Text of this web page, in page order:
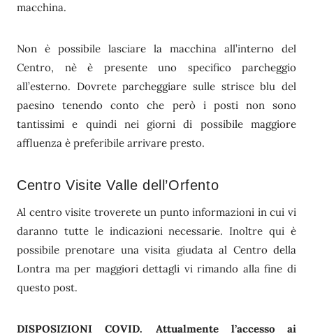
macchina.
Non è possibile lasciare la macchina all’interno del
Centro, nè è presente uno specifico parcheggio
all’esterno. Dovrete parcheggiare sulle strisce blu del
paesino tenendo conto che però i posti non sono
tantissimi e quindi nei giorni di possibile maggiore
affluenza è preferibile arrivare presto.
Centro Visite Valle dell’Orfento
Al centro visite troverete un punto informazioni in cui vi
daranno tutte le indicazioni necessarie. Inoltre qui è
possibile prenotare una visita giudata al Centro della
Lontra ma per maggiori dettagli vi rimando alla fine di
questo post.
DISPOSIZIONI COVID. Attualmente l’accesso ai